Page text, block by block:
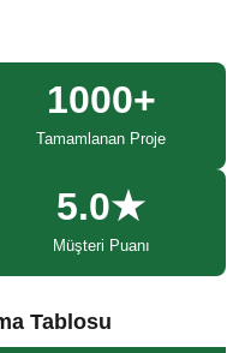
1000+
Tamamlanan Proje
5.0★
Müşteri Puanı
Tablosu